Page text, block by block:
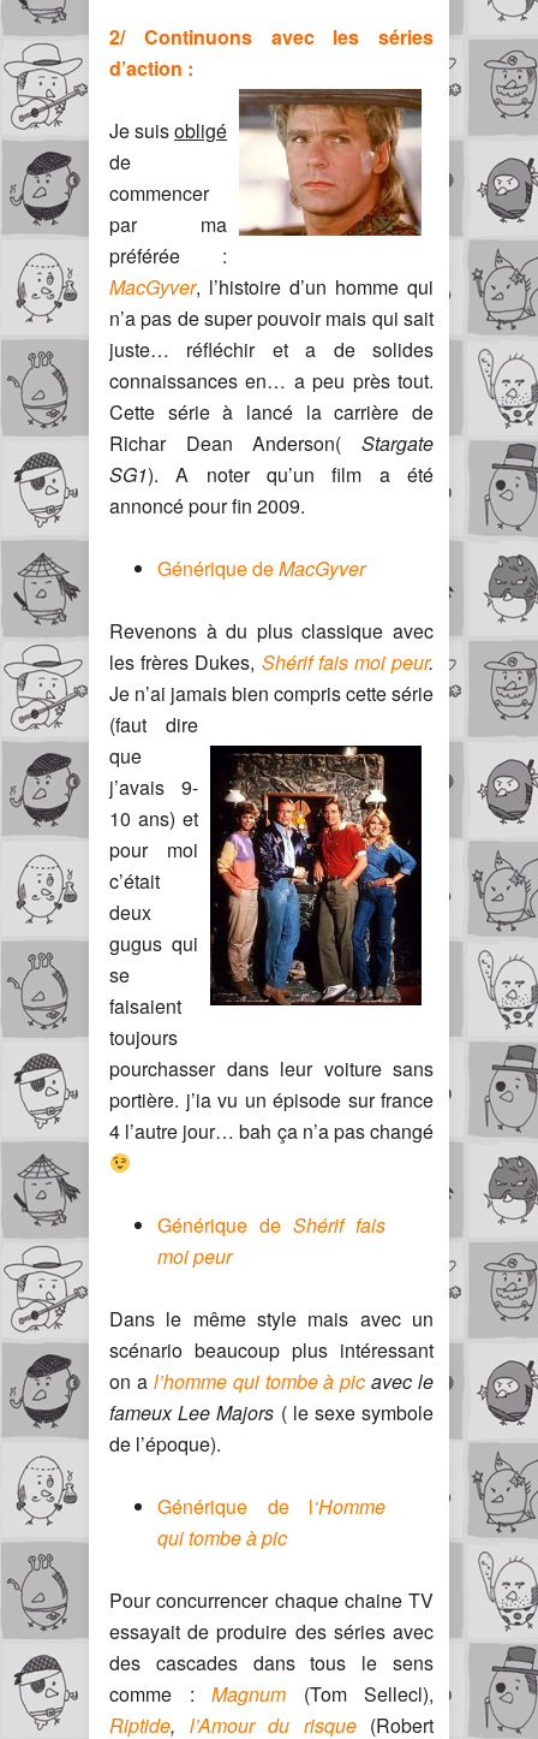
2/ Continuons avec les séries
d’action :
Je suisobligé
de
commencer
par ma
préférée :
MacGyver, l’histoire d’un homme qui
n’a pas de super pouvoir mais qui sait
juste… réfléchir et a de solides
connaissances en… a peu près tout.
Cette série à lancé la carrière de
Richar Dean Anderson( Stargate
SG1). A noter qu’un film a été
annoncé pour fin 2009.
Générique deMacGyver
Revenons à du plus classique avec
les frères Dukes, Shérif fais moi peur.
Je n’ai jamais bien compris cettesérie
(faut dire
que
j’avais 9-
10 ans) et
pour moi
c’était
deux
gugus qui
se
faisaient
toujours
pourchasser dans leur voiture sans
portière. j’ia vu un épisode sur france
4 l’autre jour… bah ça n’a pas changé
Générique de Shérif fais
moi peur
Dans le même style mais avec un
scénario beaucoup plus intéressant
on a l’homme qui tombe à pic avec le
fameux Lee Majors ( le sexe symbole
de l’époque).
Générique de l‘Homme
qui tombe à pic
Pour concurrencer chaque chaine TV
essayait de produire des séries avec
des cascades dans tous le sens
comme : Magnum (Tom Sellecl),
Riptide, l’Amour du risque(Robert